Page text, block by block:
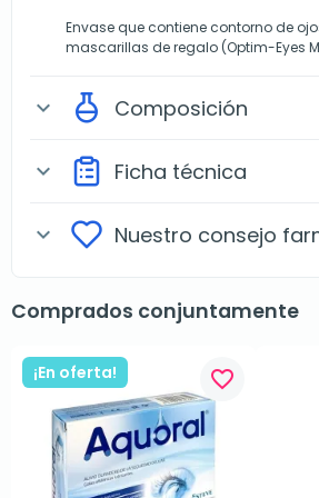
Envase que contiene contorno de
mascarillas de regalo (Optim-Eyes
expand_more Composición
expand_more Ficha técnica
expand_more Nuestro consejo
Comprados conjuntamente
¡En oferta! favorite_border